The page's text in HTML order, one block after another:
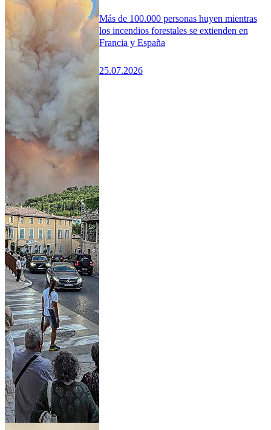
Más de 100.000 personas huyen mientras
los incendios forestales se extienden en
Francia y España
25.07.2026